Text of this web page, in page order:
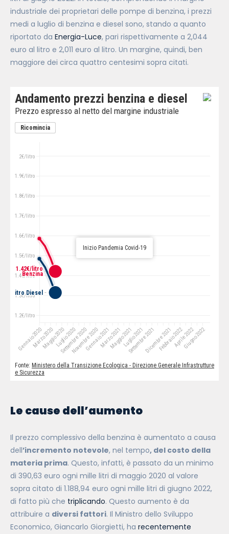
industriale dei proprietari delle pompe di benzina, i prezzi
medi a luglio di benzina e diesel sono, stando a quanto
riportato da Energia-Luce, pari rispettivamente a 2,044
euro al litro e 2,011 euro al litro. Un margine, quindi, ben
maggiore dei circa quattro centesimi sopra citati.
Le cause dell’aumento
Il prezzo complessivo della benzina è aumentato a causa
dell’incremento notevole, nel tempo, del costo della
materia prima. Questo, infatti, è passato da un minimo
di 390,63 euro ogni mille litri di maggio 2020 al valore
sopra citato di 1.188,94 euro ogni mille litri di giugno 2022,
di fatto più che triplicando. Questo aumento è da
attribuire a diversi fattori. Il Ministro dello Sviluppo
Economico, Giancarlo Giorgietti, ha recentemente